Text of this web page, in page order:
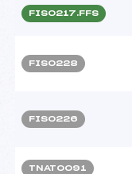
FIS0217.FFS
FIS0228
FIS0226
TNAT0091